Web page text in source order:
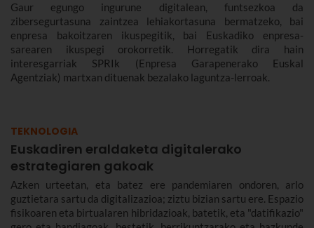
Gaur egungo ingurune digitalean, funtsezkoa da
zibersegurtasuna zaintzea lehiakortasuna bermatzeko, bai
enpresa bakoitzaren ikuspegitik, bai Euskadiko enpresa-
sarearen ikuspegi orokorretik. Horregatik dira hain
interesgarriak SPRIk (Enpresa Garapenerako Euskal
Agentziak) martxan dituenak bezalako laguntza-lerroak.
TEKNOLOGIA
Euskadiren eraldaketa digitalerako
estrategiaren gakoak
Azken urteetan, eta batez ere pandemiaren ondoren, arlo
guztietara sartu da digitalizazioa; ziztu bizian sartu ere. Espazio
fisikoaren eta birtualaren hibridazioak, batetik, eta "datifikazio"